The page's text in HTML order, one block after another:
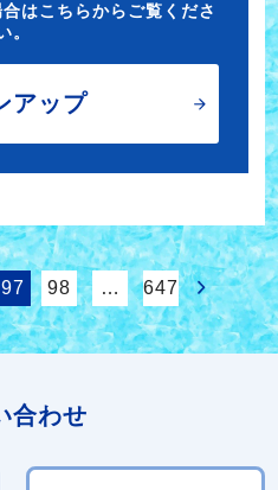
はこちらからご覧くださ
。
アップ
97 98 … 647
合わせ